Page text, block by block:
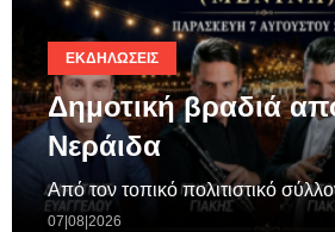
ΕΚΔΗΛΏΣΕΙΣ
Δημοτική βραδιά
Νεράιδα
Από τον τοπικό πολιτιστικό
07|08|2026